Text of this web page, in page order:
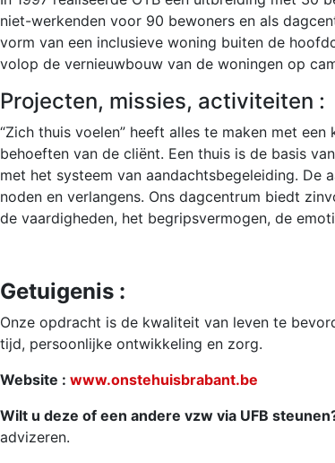
niet-werkenden voor 90 bewoners en als
vorm van een inclusieve woning buiten de
volop de vernieuwbouw van de woningen op
Projecten, missies, activiteiten :
“Zich thuis voelen” heeft alles te maken met
behoeften van de cliënt. Een thuis is de basis
met het systeem van aandachtsbegeleiding. De
noden en verlangens. Ons dagcentrum biedt
de vaardigheden, het begripsvermogen, de
Getuigenis :
Onze opdracht is de kwaliteit van leven te
tijd, persoonlijke ontwikkeling en zorg.
Website : www.onstehuisbrabant.be
Wilt u deze of een andere vzw via UFB
advizeren.